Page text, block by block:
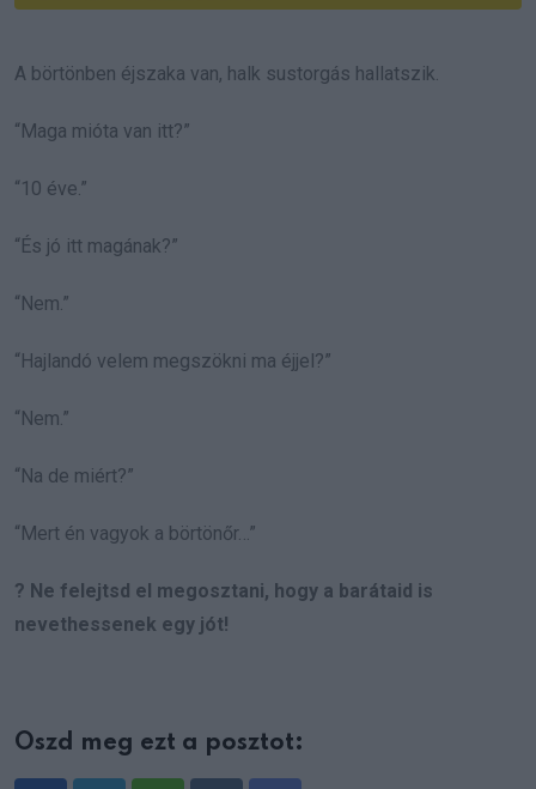
A börtönben éjszaka van, halk sustorgás hallatszik.
“Maga mióta van itt?”
“10 éve.”
“És jó itt magának?”
“Nem.”
“Hajlandó velem megszökni ma éjjel?”
“Nem.”
“Na de miért?”
“Mert én vagyok a börtönőr…”
? Ne felejtsd el megosztani, hogy a barátaid is
nevethessenek egy jót!
Oszd meg ezt a posztot: